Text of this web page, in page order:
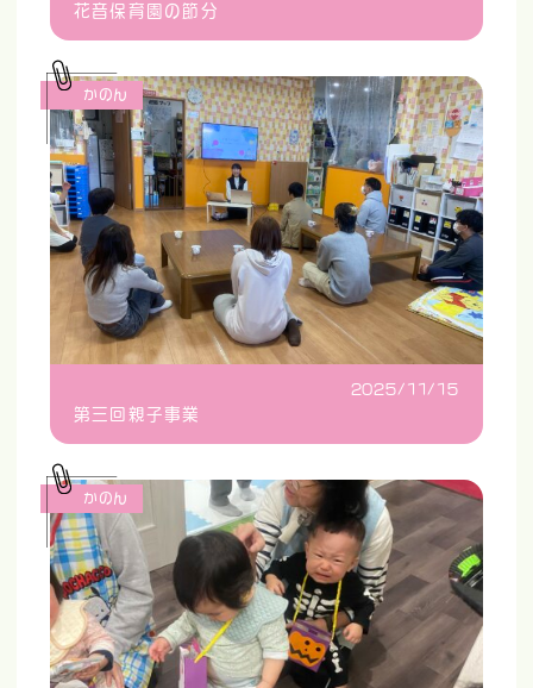
花音保育園の節分
2025/11/15
第三回親子事業
かのん
かのん